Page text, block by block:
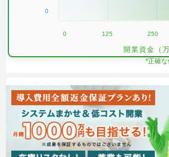
0
0 125 250
開業資金（万
*正確な